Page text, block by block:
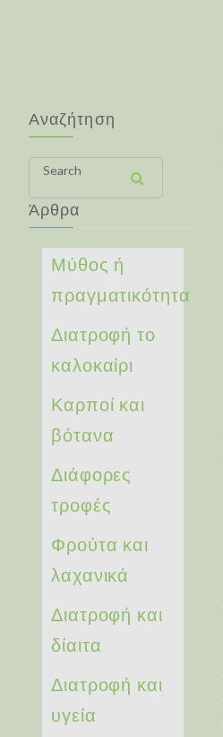
Αναζήτηση
Search
Άρθρα
Μύθος ή
πραγματικότητα
Διατροφή το
καλοκαίρι
Καρποί και
βότανα
Διάφορες
τροφές
Φρούτα και
λαχανικά
Διατροφή και
δίαιτα
Διατροφή και
υγεία